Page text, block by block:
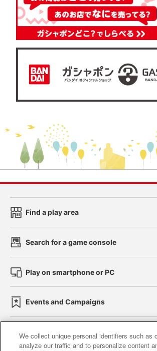
Find a play area
Search for a game console
Play on smartphone or PC
Events and Campaigns
We collect unique personal identifiers such as
analyze our traffic and to personalize content